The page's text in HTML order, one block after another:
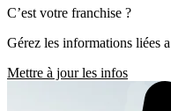
C’est votre franchise ?
Gérez les informations liées
Mettre à jour les infos